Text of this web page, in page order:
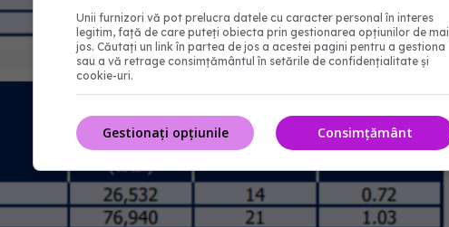
Unii furnizori vă pot prelucra datele cu caracter personal în interes
legitim, față de care puteți obiecta prin gestionarea opțiunilor de mai
jos. Căutați un link în partea de jos a acestei pagini pentru a gestiona
sau a vă retrage consimțământul în setările de confidențialitate și
cookie-uri.
Consimțământ
Gestionați opțiunile